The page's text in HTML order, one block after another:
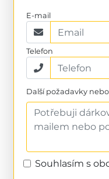
E-mail
Telefon
Další požadavky
Souhlasím s